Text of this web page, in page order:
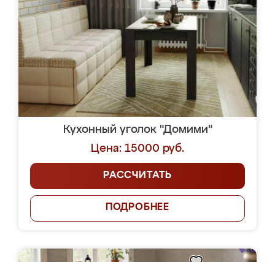
Кухонный уголок "Домими"
Цена: 15000 руб.
РАССЧИТАТЬ
ПОДРОБНЕЕ